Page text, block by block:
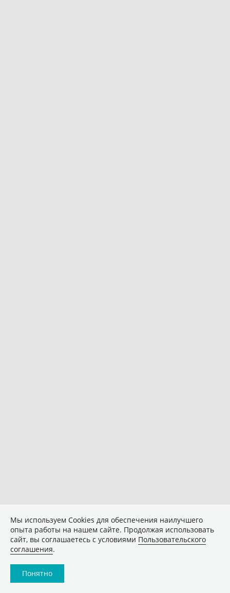
Мы используем Сookies для обеспечения наилучшего
опыта работы на нашем сайте. Продолжая использовать
сайт, вы соглашаетесь с условиями Пользовательского
соглашения.
Понятно